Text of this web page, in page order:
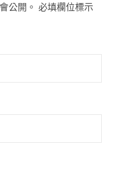
公開。 必填欄位標示